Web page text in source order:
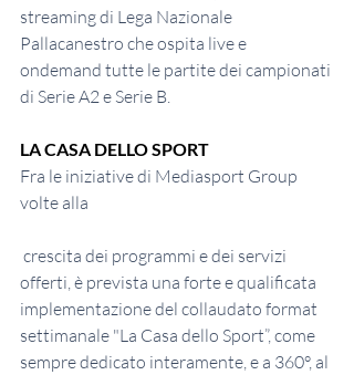
streaming di Lega Nazionale
Pallacanestro che ospita live e
ondemand tutte le partite dei campionati
di Serie A2 e Serie B.
LA CASA DELLO SPORT
Fra le iniziative di Mediasport Group
volte alla
offerti, è prevista una forte e qualificata
implementazione del collaudato format
settimanale "La Casa dello Sport”, come
sempre dedicato interamente, e a 360°, al